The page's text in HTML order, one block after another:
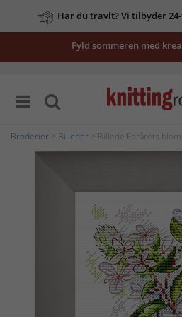
Har du travlt? Vi tilbyder
Fyld sommeren med
Broderier Billeder > Billede Forårets